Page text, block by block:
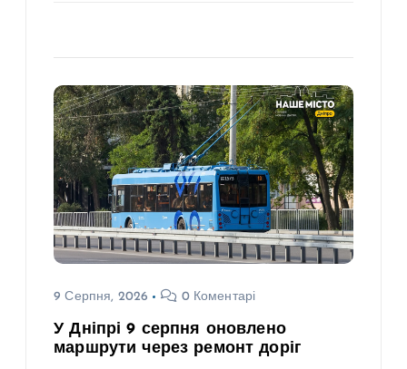
9 Серпня, 2026 0 Коментарі
У Дніпрі 9 серпня оновлено
маршрути через ремонт доріг